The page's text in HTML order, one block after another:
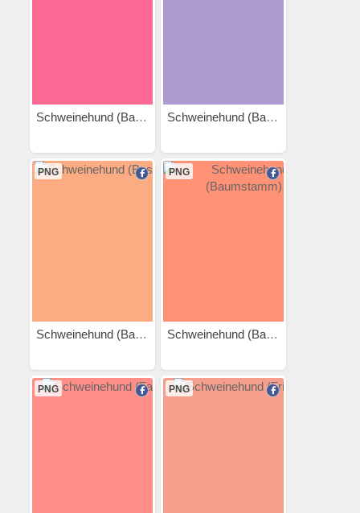
Schweinehund (Bahnschwimmen) Schweinehund (Ball)
PNG
Schweinehund (Basketball)
PNG
Schweinehund (Baumstamm)
PNG PNG